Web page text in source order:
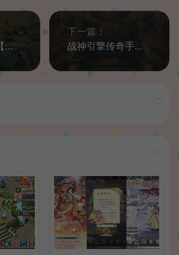
大话回合手游【逍遥西游之紫禁西游】最新整理Linux手工服务端+安卓苹果双端+GM后台+详细搭建教程
下一篇：
战神引擎传奇手游【1.76珐玛大陆精品赤月终极月卡[白猪3]】最新整理Win一键服务端+安卓苹果双端+GM授权物品后台+详细搭建教程